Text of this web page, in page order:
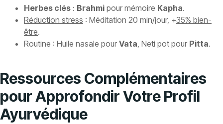
Herbes clés : Brahmi pour mémoire Kapha.
Réduction stress : Méditation 20 min/jour, +35% bien-
être.
Routine : Huile nasale pour Vata, Neti pot pour Pitta.
Ressources Complémentaires
pour Approfondir Votre Profil
Ayurvédique